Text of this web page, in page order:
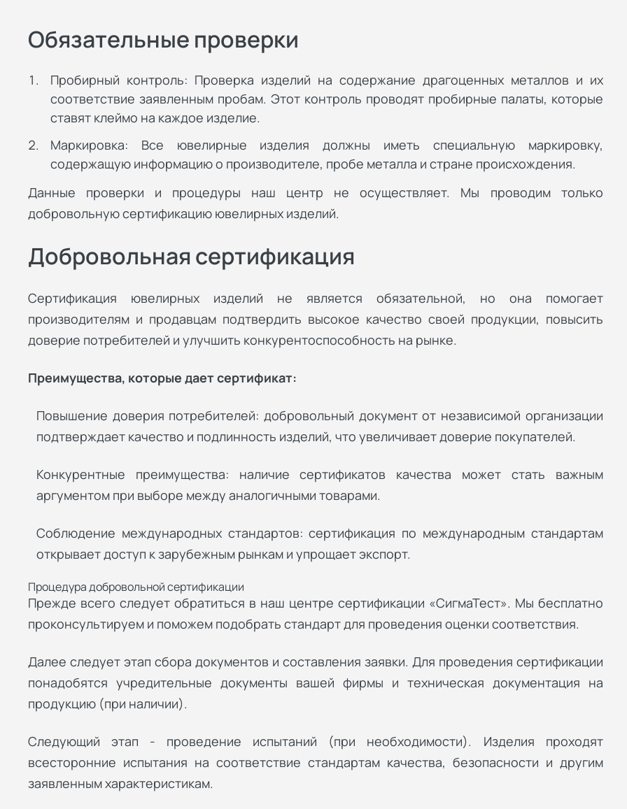
Обязательные проверки
Пробирный контроль: Проверка изделий на содержание драгоценных металлов и их
соответствие заявленным пробам. Этот контроль проводят пробирные палаты, которые
ставят клеймо на каждое изделие.
Маркировка: Все ювелирные изделия должны иметь специальную маркировку,
содержащую информацию о производителе, пробе металла и стране происхождения.
Данные проверки и процедуры наш центр не осуществляет. Мы проводим только
добровольную сертификацию ювелирных изделий.
Добровольная сертификация
Сертификация ювелирных изделий не является обязательной, но она помогает
производителям и продавцам подтвердить высокое качество своей продукции, повысить
доверие потребителей и улучшить конкурентоспособность на рынке.
Преимущества, которые дает сертификат:
Повышение доверия потребителей: добровольный документ от независимой организации
подтверждает качество и подлинность изделий, что увеличивает доверие покупателей.
Конкурентные преимущества: наличие сертификатов качества может стать важным
аргументом при выборе между аналогичными товарами.
Соблюдение международных стандартов: сертификация по международным стандартам
открывает доступ к зарубежным рынкам и упрощает экспорт.
Процедура добровольной сертификации
Прежде всего следует обратиться в наш центре сертификации «СигмаТест». Мы бесплатно
проконсультируем и поможем подобрать стандарт для проведения оценки соответствия.
Далее следует этап сбора документов и составления заявки. Для проведения сертификации
понадобятся учредительные документы вашей фирмы и техническая документация на
продукцию (при наличии).
Следующий этап - проведение испытаний (при необходимости). Изделия проходят
всесторонние испытания на соответствие стандартам качества, безопасности и другим
заявленным характеристикам.